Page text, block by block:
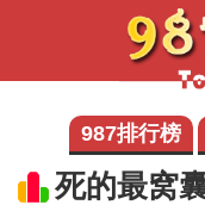
987排行榜
死的最窝